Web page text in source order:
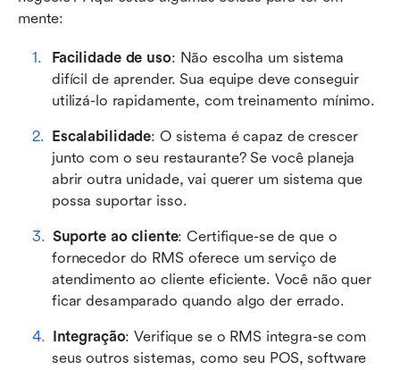
mente:
Facilidade de uso: Não escolha um sistema
difícil de aprender. Sua equipe deve conseguir
utilizá-lo rapidamente, com treinamento mínimo.
Escalabilidade: O sistema é capaz de crescer
junto com o seu restaurante? Se você planeja
abrir outra unidade, vai querer um sistema que
possa suportar isso.
Suporte ao cliente: Certifique-se de que o
fornecedor do RMS oferece um serviço de
atendimento ao cliente eficiente. Você não quer
ficar desamparado quando algo der errado.
Integração: Verifique se o RMS integra-se com
seus outros sistemas, como seu POS, software